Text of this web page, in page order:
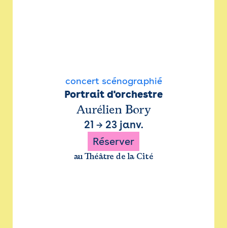
concert scénographié
Portrait d'orchestre
Aurélien Bory
21 → 23 janv.
Réserver
au Théâtre de la Cité